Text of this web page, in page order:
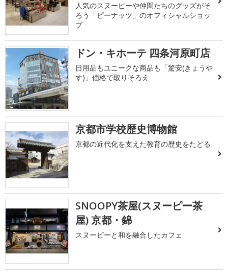
人気のスヌーピーや仲間たちのグッズがそ
ろう「ピーナッツ」のオフィシャルショッ
プ
ドン・キホーテ 四条河原町店
日用品もユニークな商品も「驚安(きょうや
す)」価格で取りそろえ
京都市学校歴史博物館
京都の近代化を支えた教育の歴史をたどる
SNOOPY茶屋(スヌーピー茶
屋) 京都・錦
スヌーピーと和を融合したカフェ